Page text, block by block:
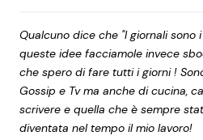
Qualcuno dice che "I giornali sono
queste idee facciamole invece
che spero di fare tutti i giorni !
Gossip e Tv ma anche di cucina,
scrivere e quella che è sempre
diventata nel tempo il mio lavoro!